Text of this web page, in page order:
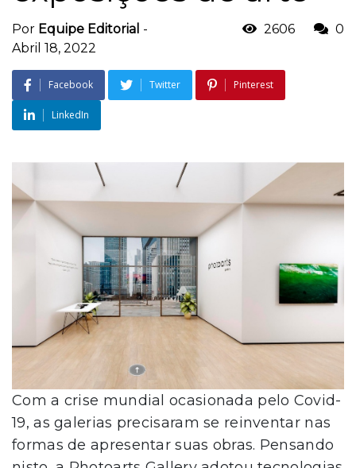
Por Equipe Editorial -
Abril 18, 2022
2606 0
Facebook Twitter Pinterest
LinkedIn
Com a crise mundial ocasionada pelo Covid-
19, as galerias precisaram se reinventar nas
formas de apresentar suas obras. Pensando